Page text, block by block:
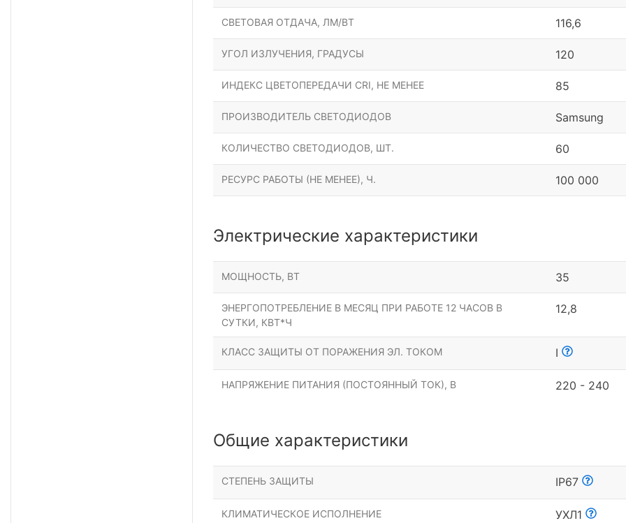
СВЕТОВАЯ ОТДАЧА, ЛМ/ВТ 116,6
УГОЛ ИЗЛУЧЕНИЯ, ГРАДУСЫ 120
ИНДЕКС ЦВЕТОПЕРЕДАЧИ CRI, НЕ МЕНЕЕ 85
ПРОИЗВОДИТЕЛЬ СВЕТОДИОДОВ Samsung
КОЛИЧЕСТВО СВЕТОДИОДОВ, ШТ. 60
РЕСУРС РАБОТЫ (НЕ МЕНЕЕ), Ч. 100 000
Электрические характеристики
МОЩНОСТЬ, ВТ 35
ЭНЕРГОПОТРЕБЛЕНИЕ В МЕСЯЦ ПРИ РАБОТЕ 12 ЧАСОВ В
СУТКИ, КВТ*Ч
12,8
КЛАСС ЗАЩИТЫ ОТ ПОРАЖЕНИЯ ЭЛ. ТОКОМ I
НАПРЯЖЕНИЕ ПИТАНИЯ (ПОСТОЯННЫЙ ТОК), В 220 - 240
Общие характеристики
СТЕПЕНЬ ЗАЩИТЫ IP67
КЛИМАТИЧЕСКОЕ ИСПОЛНЕНИЕ УХЛ1